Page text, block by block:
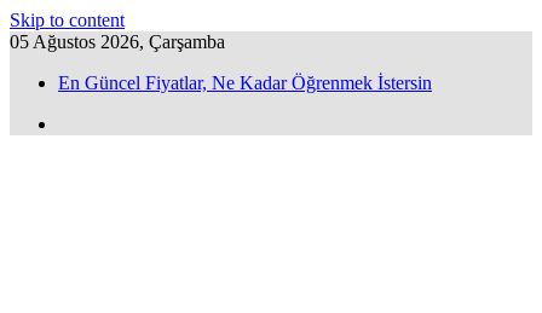
Skip to content
05 Ağustos 2026, Çarşamba
En Güncel Fiyatlar, Ne Kadar Öğrenmek İstersin